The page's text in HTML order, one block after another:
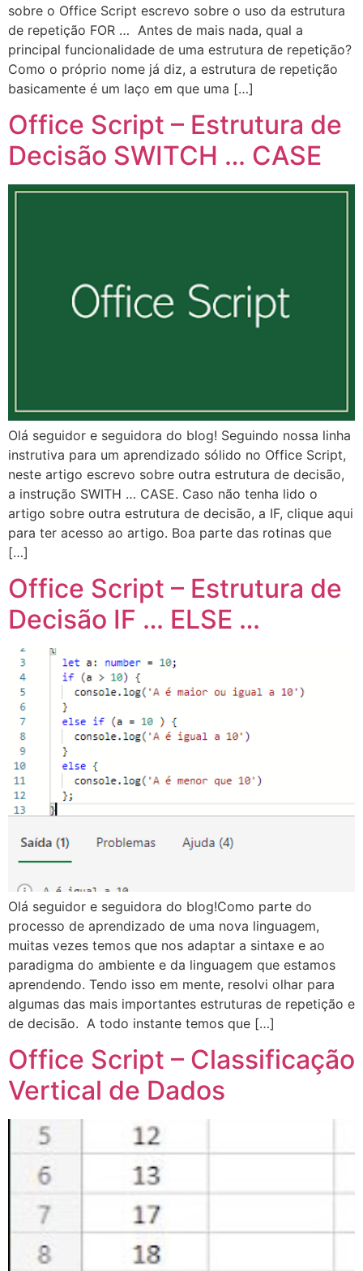
sobre o Office Script escrevo sobre o uso da estrutura
de repetição FOR … Antes de mais nada, qual a
principal funcionalidade de uma estrutura de repetição?
Como o próprio nome já diz, a estrutura de repetição
basicamente é um laço em que uma […]
Office Script – Estrutura de
Decisão SWITCH … CASE
Olá seguidor e seguidora do blog! Seguindo nossa linha
instrutiva para um aprendizado sólido no Office Script,
neste artigo escrevo sobre outra estrutura de decisão,
a instrução SWITH … CASE. Caso não tenha lido o
artigo sobre outra estrutura de decisão, a IF, clique aqui
para ter acesso ao artigo. Boa parte das rotinas que
[…]
Office Script – Estrutura de
Decisão IF … ELSE …
Olá seguidor e seguidora do blog!Como parte do
processo de aprendizado de uma nova linguagem,
muitas vezes temos que nos adaptar a sintaxe e ao
paradigma do ambiente e da linguagem que estamos
aprendendo. Tendo isso em mente, resolvi olhar para
algumas das mais importantes estruturas de repetição e
de decisão. A todo instante temos que […]
Office Script – Classificação
Vertical de Dados